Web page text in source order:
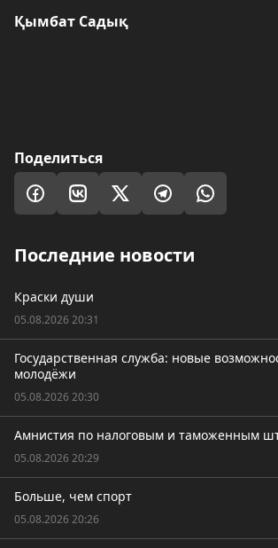
Қымбат Садық
Поделиться
Последние новости
Краски души
05.08.2026 20:31
Государственная служба: новые
молодёжи
05.08.2026 20:30
Амнистия по налоговым и таможенным
05.08.2026 20:29
Больше, чем спорт
05.08.2026 20:26